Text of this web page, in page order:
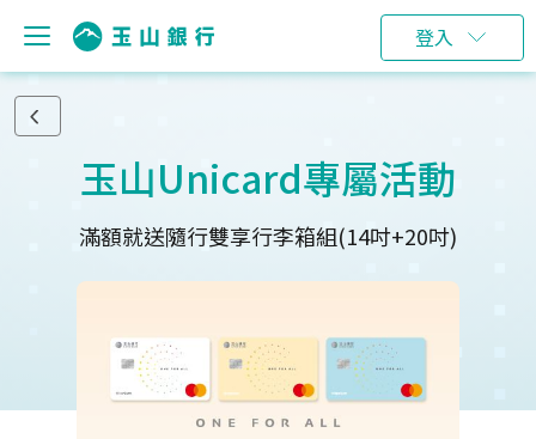
登入
玉山Unicard專屬活動
滿額就送隨行雙享行李箱組(14吋+20吋)